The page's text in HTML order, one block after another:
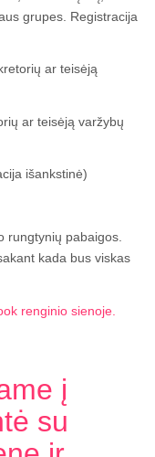
grupes. Registracija
ar teisėją
ar teisėją varžybų
išankstinė)
rungtynių pabaigos.
kada bus viskas
renginio sienoje.
į
su